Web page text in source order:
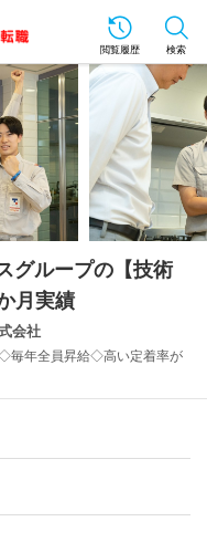
閲覧履歴 検索
グループの【技術
月実績
会社
毎年全員昇給◇高い定着率が